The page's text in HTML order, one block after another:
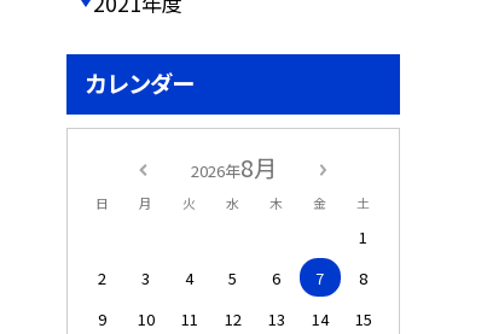
カレンダー
2026年8月
日 月 火 水 木 金 土
1
2
3 4 5 6 7
8
9
10 11 12 13 14
15